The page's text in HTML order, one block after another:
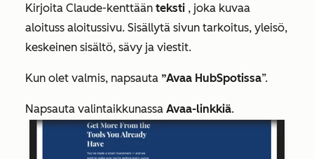
Kirjoita Claude-kenttään teksti , joka kuvaa
aloituss aloitussivu. Sisällytä sivun tarkoitus, yleisö,
keskeinen sisältö, sävy ja viestit.
Kun olet valmis, napsauta ”Avaa HubSpotissa”.
Napsauta valintaikkunassa Avaa-linkkiä.